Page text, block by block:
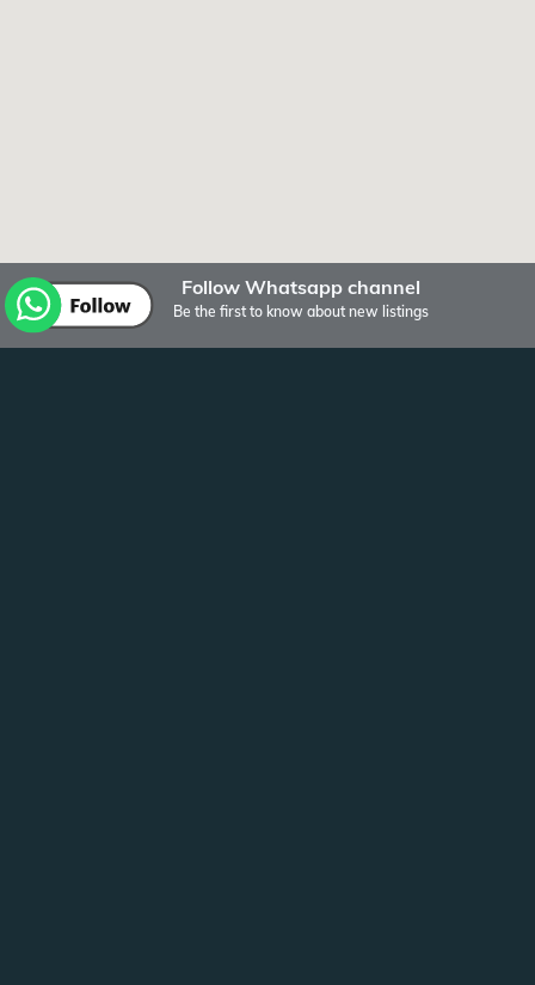
Follow Whatsapp channel
Be the first to know about new listings